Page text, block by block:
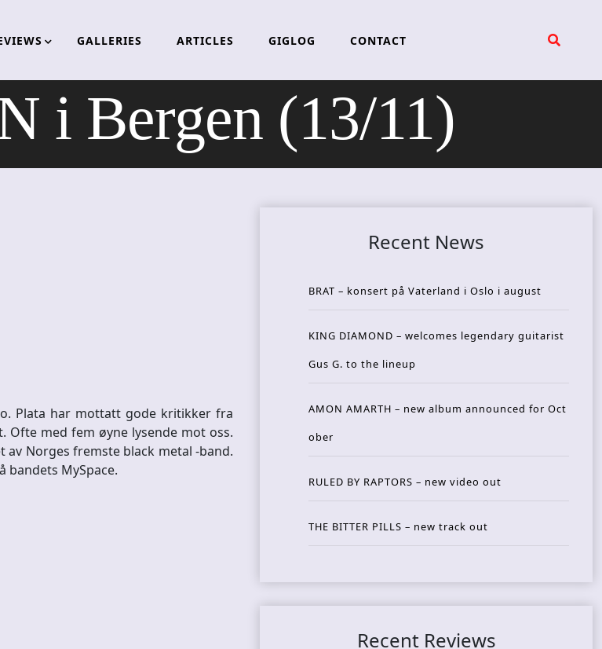
GALLERIES ARTICLES GIGLOG CONTACT
i Bergen (13/11)
Plata har mottatt gode kritikker fra
med fem øyne lysende mot oss.
Norges fremste black metal -band.
bandets MySpace.
Recent News
BRAT – konsert på Vaterland i Oslo i august
KING DIAMOND – welcomes legendary guitarist
Gus G. to the lineup
AMON AMARTH – new album announced for Oct
ober
RULED BY RAPTORS – new video out
THE BITTER PILLS – new track out
Recent Reviews